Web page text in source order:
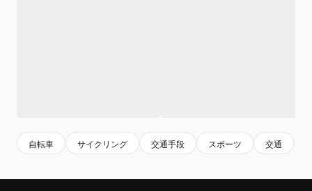
自転車 サイクリング 交通手段 スポーツ 交通